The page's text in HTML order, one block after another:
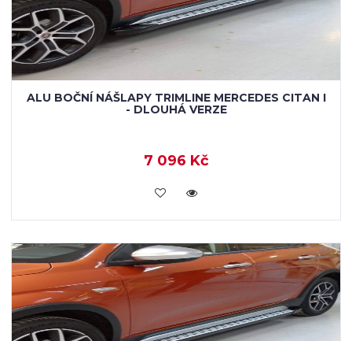
ALU BOČNÍ NÁŠLAPY TRIMLINE MERCEDES CITAN I
- DLOUHÁ VERZE
7 096 Kč
KOUPIT